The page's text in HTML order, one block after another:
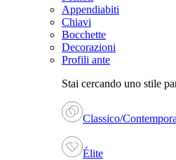
Appendiabiti
Chiavi
Bocchette
Decorazioni
Profili ante
Stai cercando uno stile
Classico/
Élite